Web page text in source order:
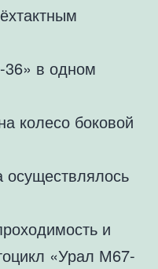
в одном
колесо боковой
осуществлялось
и
«Урал М67-